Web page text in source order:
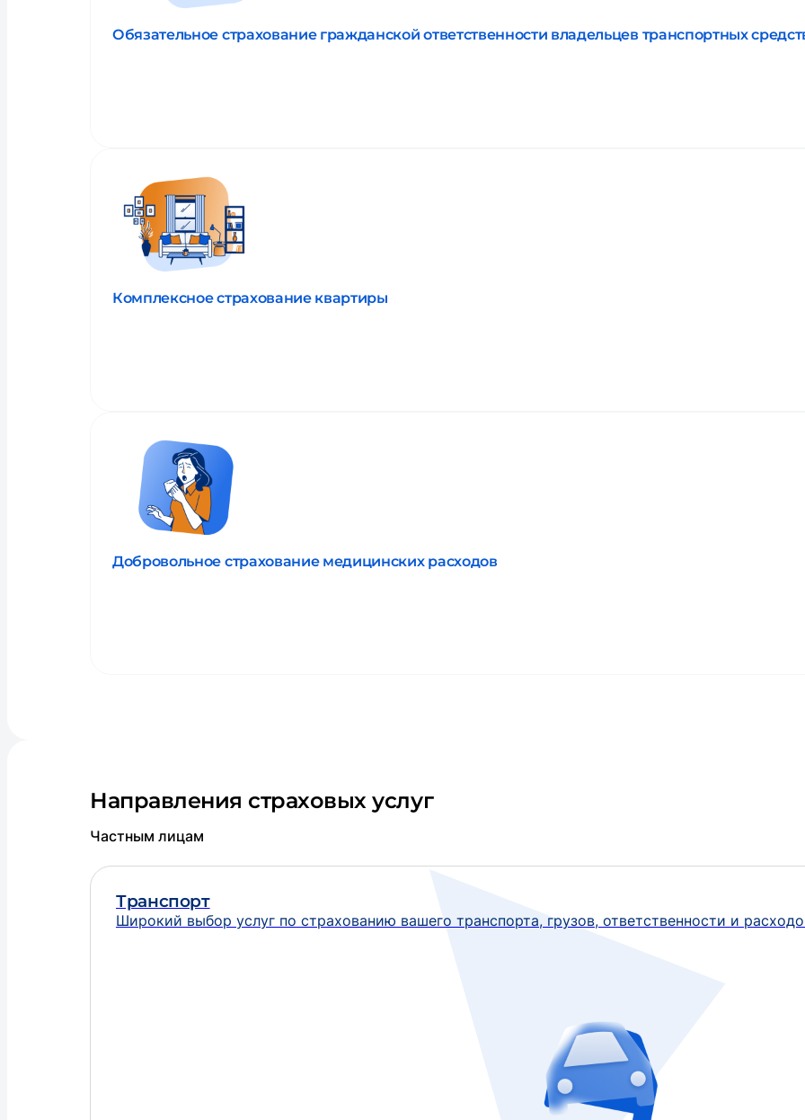
Обязательное страхование гражданской ответственности владельцев транспортных
Комплексное страхование квартиры
Добровольное страхование медицинских расходов
Направления страховых услуг
Частным лицам
Транспорт
Широкий выбор услуг по страхованию вашего транспорта, грузов, ответственности и